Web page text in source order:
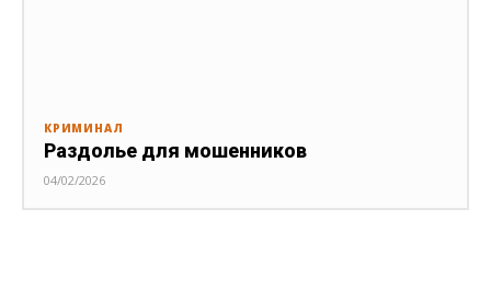
КРИМИНАЛ
Раздолье для мошенников
04/02/2026